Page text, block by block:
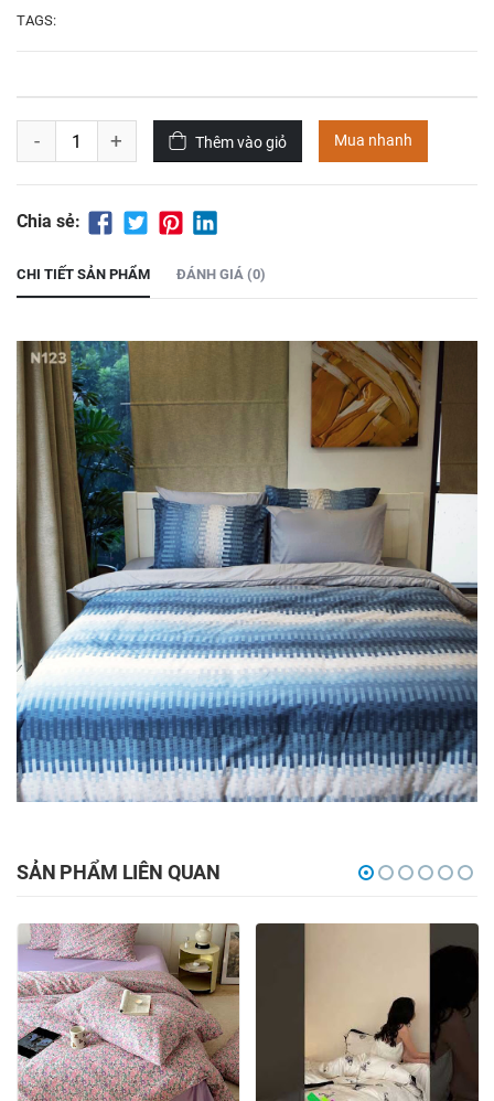
TAGS:
- + Thêm vào giỏ Mua nhanh
Chia sẻ:
CHI TIẾT SẢN PHẨM ĐÁNH GIÁ (0)
Tencel-28-3-23
1.176.000₫
1.300.000₫
Bộ chăn ga gối vải
SẢN PHẨM LIÊN QUAN